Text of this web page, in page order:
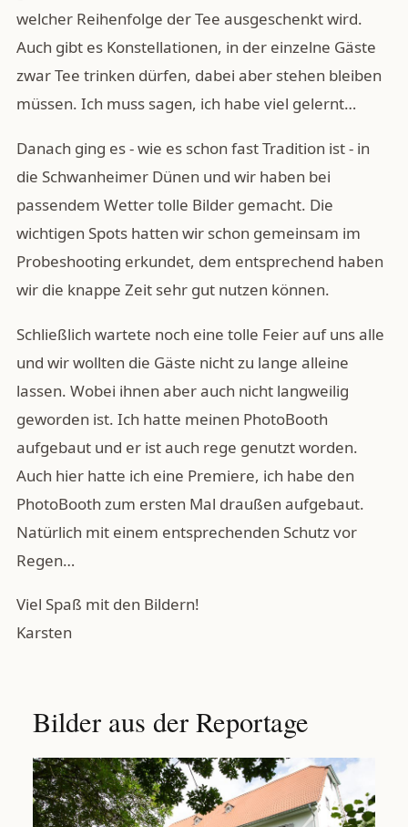
welcher Reihenfolge der Tee ausgeschenkt wird.
Auch gibt es Konstellationen, in der einzelne Gäste
zwar Tee trinken dürfen, dabei aber stehen bleiben
müssen. Ich muss sagen, ich habe viel gelernt…
Danach ging es - wie es schon fast Tradition ist - in
die Schwanheimer Dünen und wir haben bei
passendem Wetter tolle Bilder gemacht. Die
wichtigen Spots hatten wir schon gemeinsam im
Probeshooting erkundet, dem entsprechend haben
wir die knappe Zeit sehr gut nutzen können.
Schließlich wartete noch eine tolle Feier auf uns alle
und wir wollten die Gäste nicht zu lange alleine
lassen. Wobei ihnen aber auch nicht langweilig
geworden ist. Ich hatte meinen PhotoBooth
aufgebaut und er ist auch rege genutzt worden.
Auch hier hatte ich eine Premiere, ich habe den
PhotoBooth zum ersten Mal draußen aufgebaut.
Natürlich mit einem entsprechenden Schutz vor
Regen…
Viel Spaß mit den Bildern!
Karsten
Bilder aus der Reportage